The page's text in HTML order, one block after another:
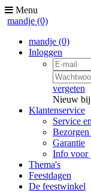
Menu
mandje (0)
mandje (0)
Inloggen
vergeten
Nieuw bij
Klantenservice
Service
Bezorgen
Garantie
Info voor
Thema's
Feestdagen
De feestwinkel